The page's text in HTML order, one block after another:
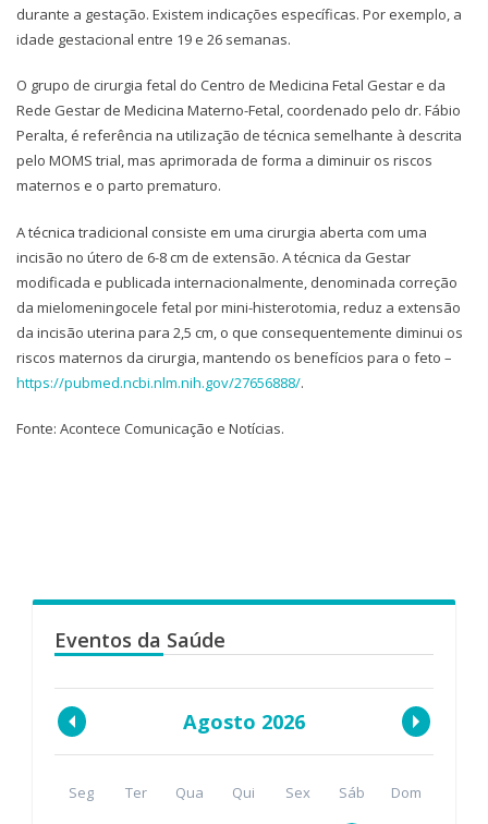
durante a gestação. Existem indicações específicas. Por exemplo, a
idade gestacional entre 19 e 26 semanas.
O grupo de cirurgia fetal do Centro de Medicina Fetal Gestar e da
Rede Gestar de Medicina Materno-Fetal, coordenado pelo dr. Fábio
Peralta, é referência na utilização de técnica semelhante à descrita
pelo MOMS trial, mas aprimorada de forma a diminuir os riscos
maternos e o parto prematuro.
A técnica tradicional consiste em uma cirurgia aberta com uma
incisão no útero de 6-8 cm de extensão. A técnica da Gestar
modificada e publicada internacionalmente, denominada correção
da mielomeningocele fetal por mini-histerotomia, reduz a extensão
da incisão uterina para 2,5 cm, o que consequentemente diminui os
riscos maternos da cirurgia, mantendo os benefícios para o feto –
https://pubmed.ncbi.nlm.nih.gov/27656888/.
Fonte: Acontece Comunicação e Notícias.
Eventos da Saúde
Agosto 2026
Seg Ter Qua Qui Sex Sáb Dom